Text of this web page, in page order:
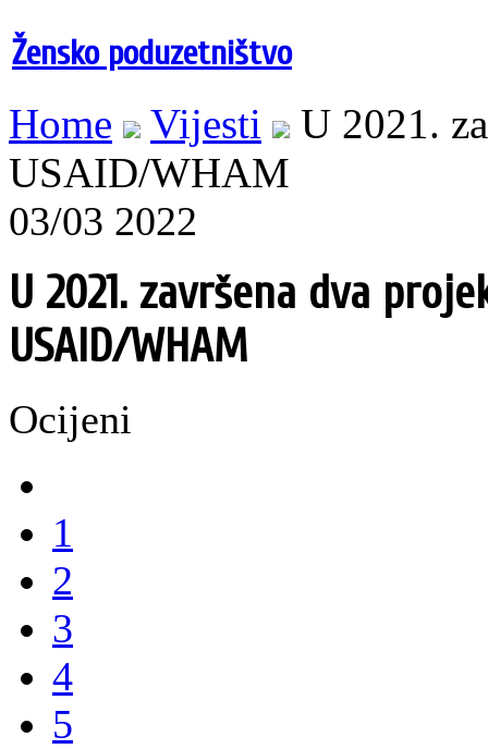
Žensko poduzetništvo
Home Vijesti
U 2021.
USAID/WHAM
03/03 2022
U 2021. završena dva
USAID/WHAM
Ocijeni
1
2
3
4
5